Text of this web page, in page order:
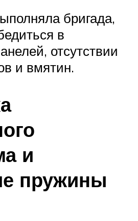
бригада,
в
отсутствии
и вмятин.
и
пружины